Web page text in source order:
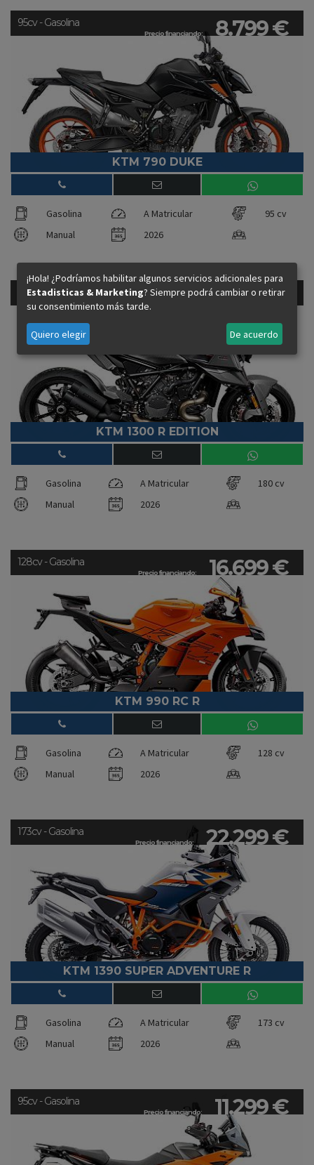
Precio financiando: 8.799 €
95cv - Gasolina
KTM 790 DUKE
Gasolina A Matricular
95 cv
Manual
2026
Precio financiando: 45.900 €
180cv - Gasolina
KTM 1300 R EDITION
Gasolina A Matricular
180 cv
Manual
2026
Precio financiando: 16.699 €
128cv - Gasolina
KTM 990 RC R
Gasolina A Matricular
128 cv
Manual
2026
Precio financiando: 22.299 €
173cv - Gasolina
KTM 1390 SUPER ADVENTURE R
Gasolina A Matricular
173 cv
Manual
2026
Precio financiando: 11.299 €
95cv - Gasolina
¡Hola! ¿Podríamos habilitar algunos servicios adicionales para
Estadisticas & Marketing? Siempre podrá cambiar o retirar
su consentimiento más tarde.
Quiero elegir De acuerdo